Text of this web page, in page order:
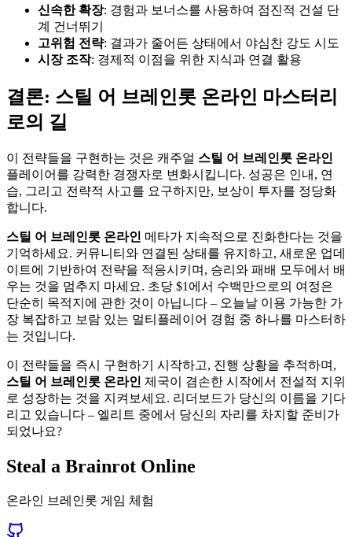
신속한 확장: 경험과 보너스를 사용하여 점진적 건설 단
계 건너뛰기
고위험 전략: 결과가 줄어든 상태에서 야심찬 강도 시도
시장 조작: 경제적 이점을 위한 지식과 연결 활용
결론: 스틸 어 브레인롯 온라인 마스터리
로의 길
이 전략들을 구현하는 것은 캐주얼 스틸 어 브레인롯 온라인
플레이어를 강력한 경쟁자로 변화시킵니다. 성공은 인내, 연
습, 그리고 전략적 사고를 요구하지만, 보상이 투자를 정당화
합니다.
스틸 어 브레인롯 온라인 메타가 지속적으로 진화한다는 것을
기억하세요. 커뮤니티와 연결된 상태를 유지하고, 새로운 업데
이트에 기반하여 전략을 적응시키며, 승리와 패배 모두에서 배
우는 것을 멈추지 마세요. 초당 $1에서 수백만으로의 여정은
단순히 목적지에 관한 것이 아닙니다 – 오늘날 이용 가능한 가
장 복잡하고 보람 있는 멀티플레이어 경험 중 하나를 마스터하
는 것입니다.
이 전략들을 즉시 구현하기 시작하고, 진행 상황을 추적하며,
스틸 어 브레인롯 온라인 제국이 겸손한 시작에서 전설적 지위
로 성장하는 것을 지켜보세요. 리더보드가 당신의 이름을 기다
리고 있습니다 – 엘리트 중에서 당신의 자리를 차지할 준비가
되었나요?
Steal a Brainrot Online
온라인 브레인롯 게임 체험